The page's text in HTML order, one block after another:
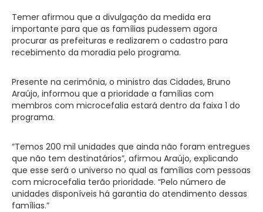
Temer afirmou que a divulgação da medida era
importante para que as famílias pudessem agora
procurar as prefeituras e realizarem o cadastro para
recebimento da moradia pelo programa.
Presente na cerimônia, o ministro das Cidades, Bruno
Araújo, informou que a prioridade a famílias com
membros com microcefalia estará dentro da faixa 1 do
programa.
“Temos 200 mil unidades que ainda não foram entregues
que não tem destinatários”, afirmou Araújo, explicando
que esse será o universo no qual as famílias com pessoas
com microcefalia terão prioridade. “Pelo número de
unidades disponíveis há garantia do atendimento dessas
famílias.”